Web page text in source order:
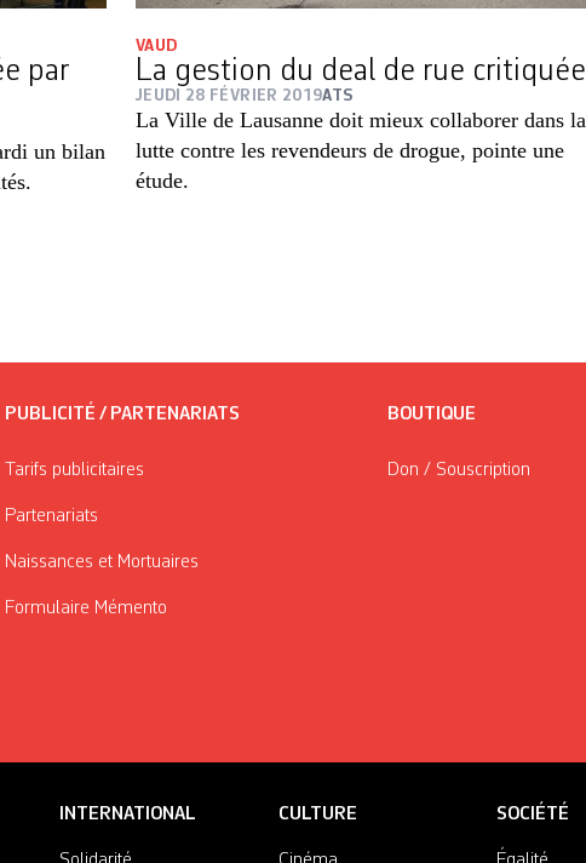
par
un bilan
VAUD
La gestion du deal de rue critiquée
JEUDI 28 FÉVRIER 2019ATS
La Ville de Lausanne doit mieux collaborer dans la
lutte contre les revendeurs de drogue, pointe une
étude.
PUBLICITÉ / PARTENARIATS
Tarifs publicitaires
Partenariats
Naissances et Mortuaires
Formulaire Mémento
BOUTIQUE
Don / Souscription
INTERNATIONAL CULTURE SOCIÉTÉ